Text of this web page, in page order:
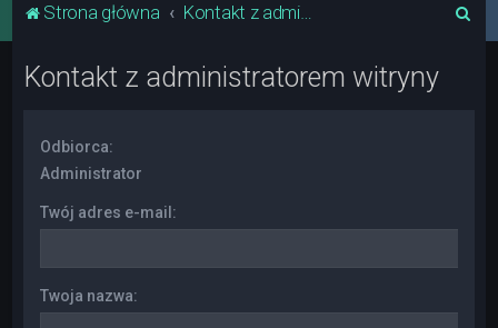
Strona główna Kontakt z administratorem witryny
Kontakt z administratorem witryny
Odbiorca:
Administrator
Twój adres e-mail:
Twoja nazwa: